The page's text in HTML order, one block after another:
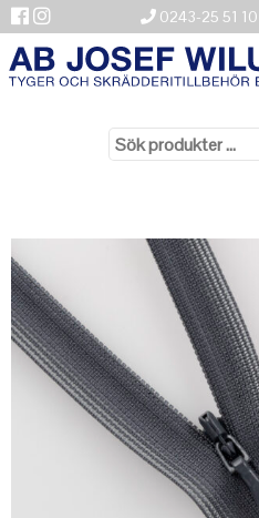
0243-25 51 10
VÄLKOMMEN
HISTORIK
KONTAKTA OSS
LEVERANSINFORMATION
efter: